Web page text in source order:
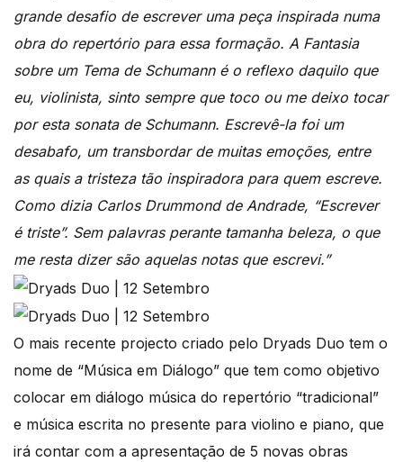
grande desafio de escrever uma peça inspirada numa
obra do repertório para essa formação. A Fantasia
sobre um Tema de Schumann é o reflexo daquilo que
eu, violinista, sinto sempre que toco ou me deixo tocar
por esta sonata de Schumann. Escrevê-la foi um
desabafo, um transbordar de muitas emoções, entre
as quais a tristeza tão inspiradora para quem escreve.
Como dizia Carlos Drummond de Andrade, “Escrever
é triste”. Sem palavras perante tamanha beleza, o que
me resta dizer são aquelas notas que escrevi.”
O mais recente projecto criado pelo Dryads Duo tem o
nome de “Música em Diálogo” que tem como objetivo
colocar em diálogo música do repertório “tradicional”
e música escrita no presente para violino e piano, que
irá contar com a apresentação de 5 novas obras